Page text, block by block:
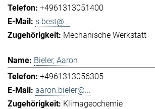
+4961313051400
s.best@...
Mechanische Werkstatt
Bieler, Aaron
+4961313056305
aaron.bieler@...
Klimageochemie